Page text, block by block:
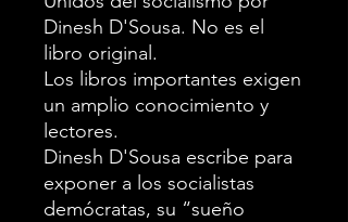
Dinesh D'Sousa. No es el
libro original.
Los libros importantes exigen
un amplio conocimiento y
lectores.
Dinesh D'Sousa escribe para
exponer a los socialistas
demócratas, su “sueño